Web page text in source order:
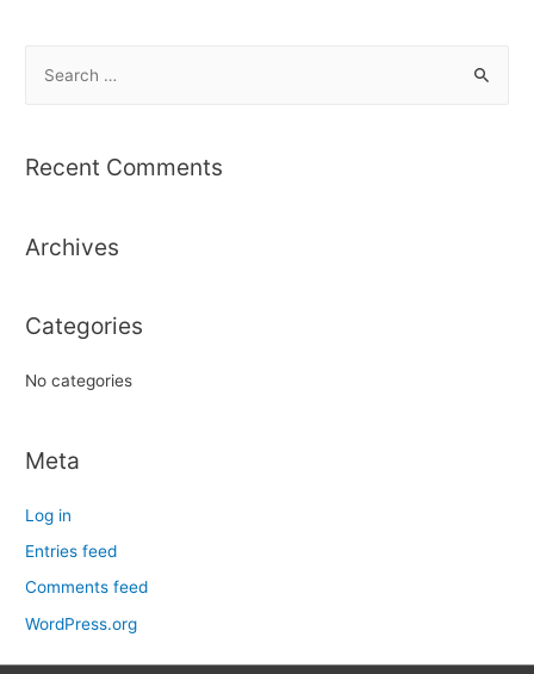
r
f
r
Recent Comments
Archives
Categories
No categories
Meta
Log in
Entries feed
Comments feed
WordPress.org